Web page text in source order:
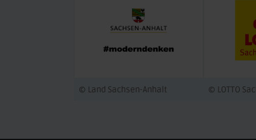
© Land Sachsen-Anhalt © LOTTO